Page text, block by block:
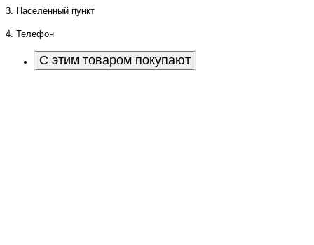
3. Населённый пункт
4. Телефон
С этим товаром покупают